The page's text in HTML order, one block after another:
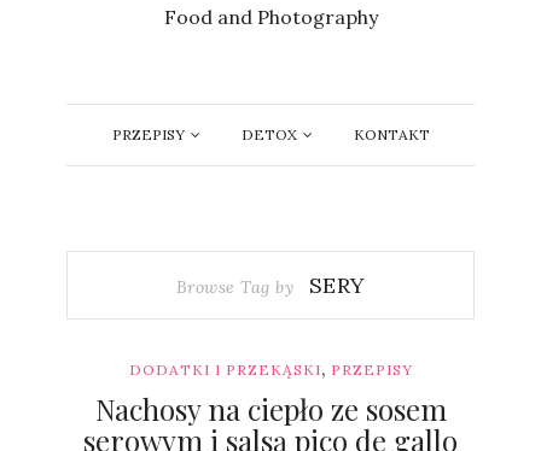
Food and Photography
PRZEPISY DETOX KONTAKT
Browse Tag by SERY
DODATKI I PRZEKĄSKI, PRZEPISY
Nachosy na ciepło ze sosem
serowym i salsą pico de gallo